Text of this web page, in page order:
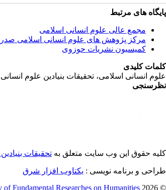
پایگاه های مرتبط
مجمع عالی علوم انسانی اسلامی
مرکز پژوهش های علوم انسانی اسلامی صدرا
کمیسیون نشریات حوزوی
کلمات کلیدی
علوم انسانی اسلامی، تحقیقات بنیادین علوم
نظرسنجی
کلیه حقوق این وب سایت متعلق به تحقیقات
طراحی و برنامه نویسی : یکتاوب افزار شرق
© 2026 CC BY-NC 4.0 |
Fundamental Researches on Humanities